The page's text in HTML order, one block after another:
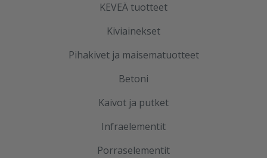
KEVEÄ tuotteet
Kiviainekset
Pihakivet ja maisematuotteet
Betoni
Kaivot ja putket
Infraelementit
Porraselementit